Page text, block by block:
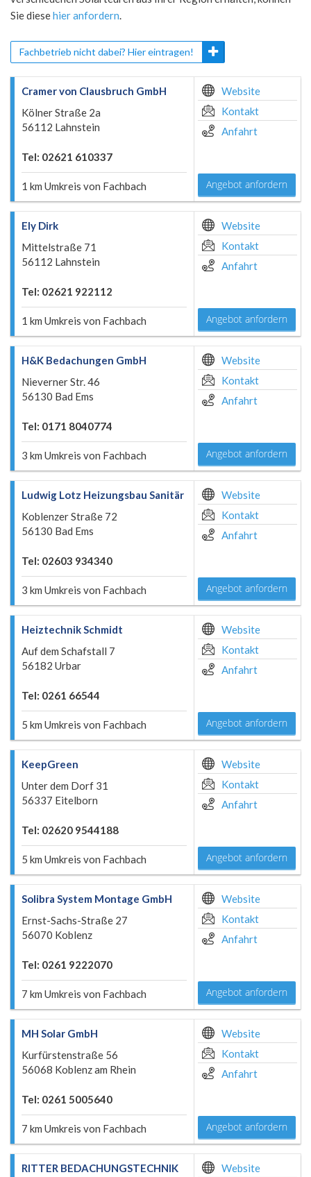
Sie diesehier anfordern.
Fachbetrieb nicht dabei? Hier eintragen!
Cramer von Clausbruch GmbH
Kölner Straße 2a
56112 Lahnstein
Tel: 02621 610337
1 km Umkreis von Fachbach
Website
Kontakt
Anfahrt
Angebot anfordern
Ely Dirk
Mittelstraße 71
56112 Lahnstein
Tel: 02621 922112
1 km Umkreis von Fachbach
Website
Kontakt
Anfahrt
Angebot anfordern
H&K Bedachungen GmbH
Nieverner Str. 46
56130 Bad Ems
Tel: 0171 8040774
3 km Umkreis von Fachbach
Website
Kontakt
Anfahrt
Angebot anfordern
Ludwig Lotz Heizungsbau Sanitär
Koblenzer Straße 72
56130 Bad Ems
Tel: 02603 934340
3 km Umkreis von Fachbach
Website
Kontakt
Anfahrt
Angebot anfordern
Heiztechnik Schmidt
Auf dem Schafstall 7
56182 Urbar
Tel: 0261 66544
5 km Umkreis von Fachbach
Website
Kontakt
Anfahrt
Angebot anfordern
KeepGreen
Unter dem Dorf 31
56337 Eitelborn
Tel: 02620 9544188
5 km Umkreis von Fachbach
Website
Kontakt
Anfahrt
Angebot anfordern
Solibra System Montage GmbH
Ernst-Sachs-Straße 27
56070 Koblenz
Tel: 0261 9222070
7 km Umkreis von Fachbach
Website
Kontakt
Anfahrt
Angebot anfordern
MH Solar GmbH
Kurfürstenstraße 56
56068 Koblenz am Rhein
Tel: 0261 5005640
7 km Umkreis von Fachbach
Website
Kontakt
Anfahrt
Angebot anfordern
RITTER BEDACHUNGSTECHNIK
Website